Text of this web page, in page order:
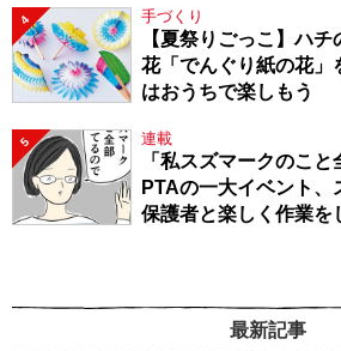
4 手づくり
【夏祭りごっこ】ハ
花「でんぐり紙の花」
はおうちで楽しもう
5 連載
「私スズマークのこと
PTAの一大イベント、
保護者と楽しく作業
最新記事